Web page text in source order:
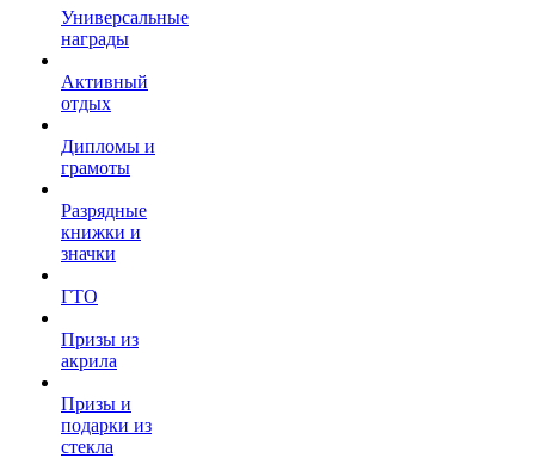
Универсальные
награды
Активный
отдых
Дипломы и
грамоты
Разрядные
книжки и
значки
ГТО
Призы из
акрила
Призы и
подарки из
стекла